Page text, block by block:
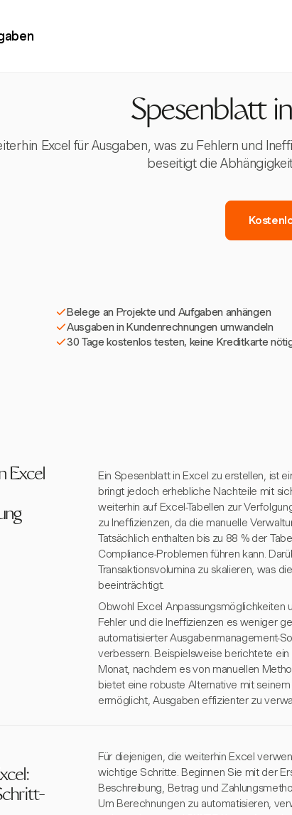
Spesenblatt
Excel für Ausgaben, was zu Fehlern und
beseitigt die
Belege an Projekte und Aufgaben anhängen
Ausgaben in Kundenrechnungen umwandeln
30 Tage kostenlos testen, keine Kreditkarte
Excel
Ein Spesenblatt in Excel zu erstellen, ist
bringt jedoch erhebliche Nachteile mit
weiterhin auf Excel-Tabellen zur
zu Ineffizienzen, da die manuelle
Tatsächlich enthalten bis zu 88 % der
Compliance-Problemen führen kann.
Transaktionsvolumina zu skalieren, was
beeinträchtigt.
Obwohl Excel Anpassungsmöglichkeiten
Fehler und die Ineffizienzen es weniger
automatisierter Ausgabenmanagement-
verbessern. Beispielsweise berichtete
Monat, nachdem es von manuellen
bietet eine robuste Alternative mit
ermöglicht, Ausgaben effizienter zu
Für diejenigen, die weiterhin Excel
wichtige Schritte. Beginnen Sie mit der
Beschreibung, Betrag und
Um Berechnungen zu automatisieren,